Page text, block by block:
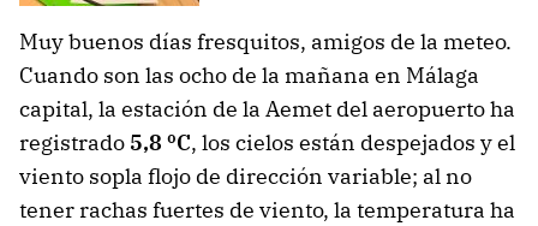
Muy buenos días fresquitos, amigos de la meteo.
Cuando son las ocho de la mañana en Málaga
capital, la estación de la Aemet del aeropuerto ha
registrado 5,8 ºC, los cielos están despejados y el
viento sopla flojo de dirección variable; al no
tener rachas fuertes de viento, la temperatura ha